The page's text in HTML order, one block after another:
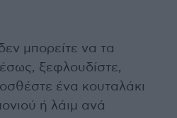
μπορείτε να τα
ξεφλουδίστε,
ένα κουταλάκι
ή λάιμ ανά